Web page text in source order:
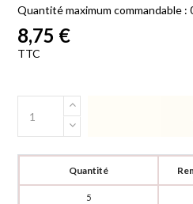
Quantité maximum commandable :
8,75 €
TTC
Quantité
5